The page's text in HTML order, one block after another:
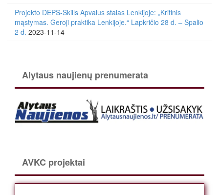
Projekto DEPS-Skills Apvalus stalas Lenkijoje: „Kritinis
mąstymas. Geroji praktika Lenkijoje.“ Lapkričio 28 d. – Spalio
2 d. 2023-11-14
Alytaus naujienų prenumerata
AVKC projektai